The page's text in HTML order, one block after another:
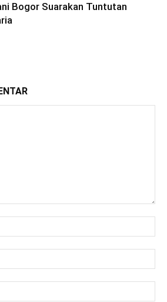
Bogor Suarakan Tuntutan